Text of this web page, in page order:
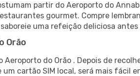
partir do Aeroporto do
gourmet. Compre
uma refeição deliciosa antes
Orão
Aeroporto do Orão . Depois de
um cartão SIM local, será mais fácil